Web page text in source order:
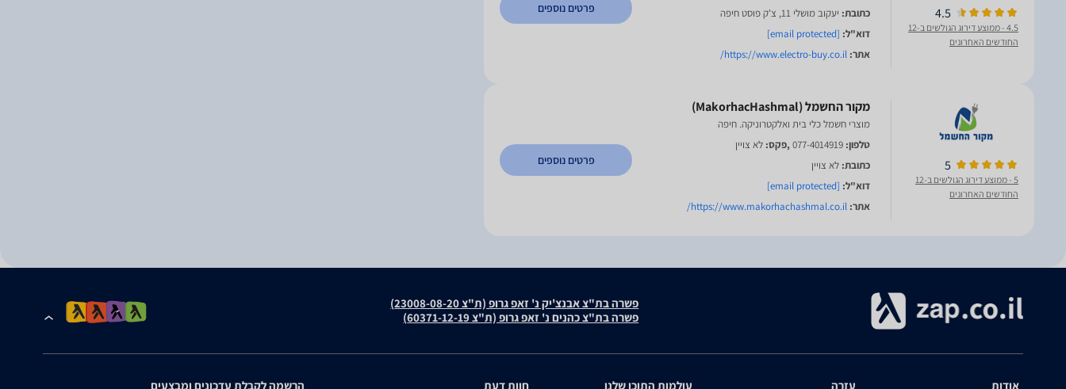
4.5
4.5
- ממוצע דירוג הגולשים ב-12
החודשים האחרונים
כתובת: יעקוב מושלי 11, צ'ק פוסט חיפה
דוא"ל: [email protected]
אתר: https://www.electro-buy.co.il/
פרטים נוספים
5
5
- ממוצע דירוג הגולשים ב-12
החודשים האחרונים
מוצרי חשמל כלי בית ואלקטרוניקה. חיפה
טלפון: 077-4014919,פקס: לא צויין
כתובת: לא צויין
דוא"ל: [email protected]
אתר: https://www.makorhachashmal.co.il/
פרטים נוספים
פשרה בת"צ אבנצ'יק נ' זאפ גרופ (ת"צ 23008-08-20)
פשרה בת"צ כהנים נ' זאפ גרופ (ת"צ 60371-12-19)
אודות עזרה עולמות התוכן שלנו חוות דעת הרשמה לקבלת עדכונים ומבצעים